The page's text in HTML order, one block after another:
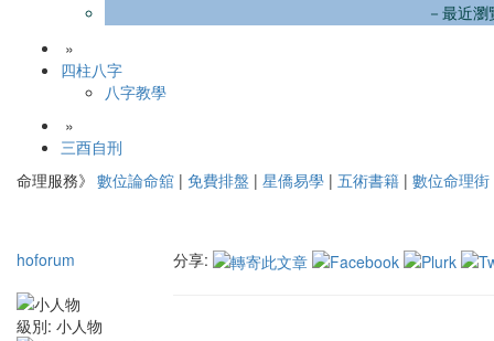
－最近瀏
»
四柱八字
八字教學
»
三酉自刑
命理服務》 數位論命舘 | 免費排盤 | 星僑易學 | 五術書籍 | 數位命理街
hoforum
級別: 小人物
分享: